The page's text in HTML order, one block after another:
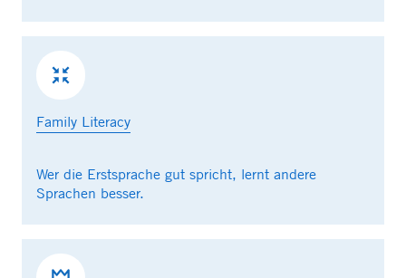
Family Literacy
Wer die Erstsprache gut spricht, lernt andere
Sprachen besser.